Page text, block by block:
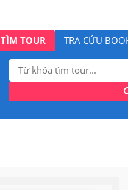
TÌM TOUR TRA CỨU
Tìm
kiếm: